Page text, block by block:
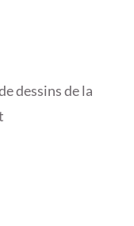
dessins de la